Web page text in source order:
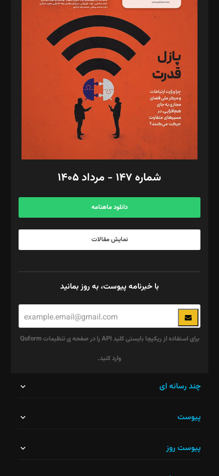
د‌بیر حقوق فناوری: حسام‌الدین ایپکچی
د‌بیر پیوست جهان: مینا پاکدل
د‌بیر تحریریه آنلاین: بابک نقاش
تحریریه‌: مجتبی محمود‌ی، آرش برهمند، یسنا امان‌پور، سروش کرمیان،
مصطفی مسجدی آرانی، ابوالفضل رجبی، زهرا فکرانه، فائزه فتحی
رستمی،مصطفی باستان
ویرایش: نگار استاد‌‌آقا
طراح یونیفرم: مجید توکلی
فیلمبرداری و عکاسی: امیر شفیعی، مانی لطفی زاده
گرافیک و صفحه‌آرایی: سید‌سبحان‌علی ثابت
مد‌یر توسعه تجاری: کامبیز برید‌
امور مالی: شاپور رهبری، محمد‌ کاظمی‌نیا
آگهی و مشترکین: ۰۹۱۹۹۹۹۰۴۵۴
شماره ۱۴۷ - مرداد ۱۴۰۵
دانلود ماهنامه
نمایش مقالات
با خبرنامه پیوست، به روز بمانید
برای استفاده از ریکپچا بایستی کلید API را در صفحه ی تنظیمات Quform
وارد کنید.
نباید
چند رسانه ای
پیوست
پیوست روز